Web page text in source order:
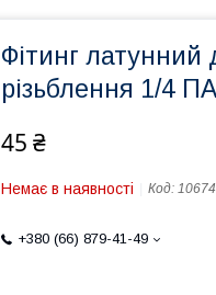
Фітинг
різьблення 1/4
45 ₴
Немає в наявності Код: 10674
+380 (66) 879-41-49